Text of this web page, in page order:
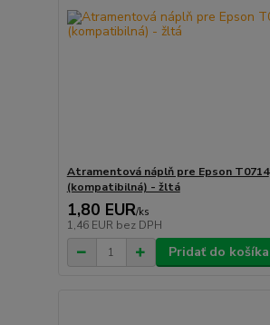
Atramentová náplň pre Epson T0714
(kompatibilná) - žltá
1,80 EUR/ks
1,46 EUR bez DPH
Pridať do košíka